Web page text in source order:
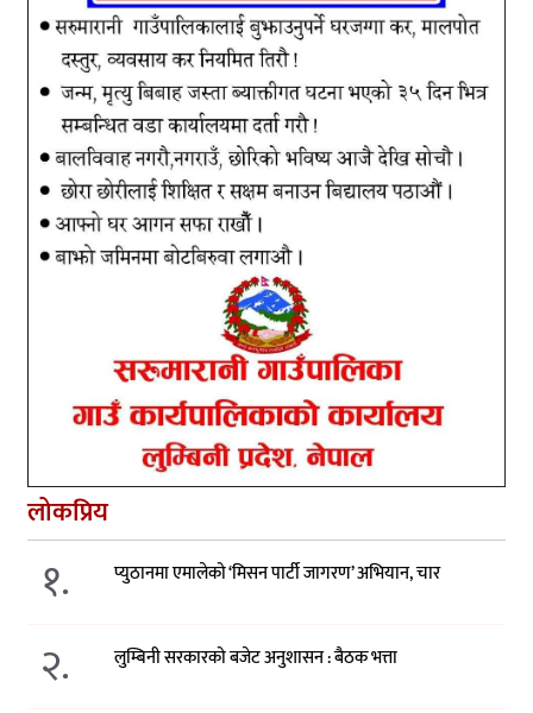
लोकप्रिय
१. प्युठानमा एमालेको ‘मिसन पार्टी जागरण’ अभियान, चार
२. लुम्बिनी सरकारको बजेट अनुशासन : बैठक भत्ता